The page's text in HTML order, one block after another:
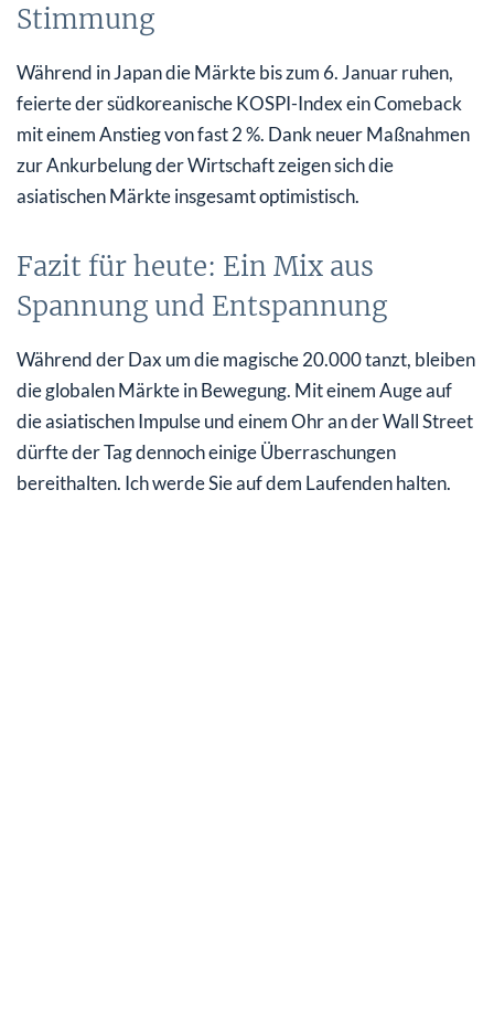
Stimmung
Während in Japan die Märkte bis zum 6. Januar ruhen,
feierte der südkoreanische KOSPI-Index ein Comeback
mit einem Anstieg von fast 2 %. Dank neuer Maßnahmen
zur Ankurbelung der Wirtschaft zeigen sich die
asiatischen Märkte insgesamt optimistisch.
Fazit für heute: Ein Mix aus
Spannung und Entspannung
Während der Dax um die magische 20.000 tanzt, bleiben
die globalen Märkte in Bewegung. Mit einem Auge auf
die asiatischen Impulse und einem Ohr an der Wall Street
dürfte der Tag dennoch einige Überraschungen
bereithalten. Ich werde Sie auf dem Laufenden halten.